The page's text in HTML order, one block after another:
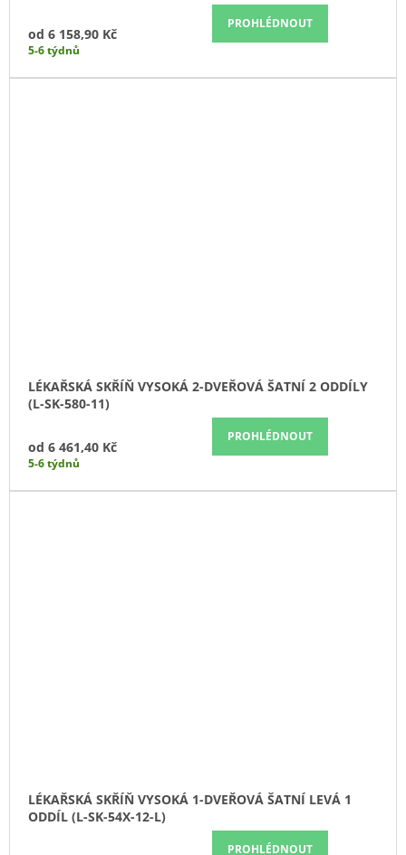
od 6 158,90 Kč
PROHLÉDNOUT
5-6 týdnů
LÉKAŘSKÁ SKŘÍŇ VYSOKÁ 2-DVEŘOVÁ ŠATNÍ 2 ODDÍLY
(L-SK-580-11)
od 6 461,40 Kč
PROHLÉDNOUT
5-6 týdnů
LÉKAŘSKÁ SKŘÍŇ VYSOKÁ 1-DVEŘOVÁ ŠATNÍ LEVÁ 1
ODDÍL (L-SK-54X-12-L)
PROHLÉDNOUT